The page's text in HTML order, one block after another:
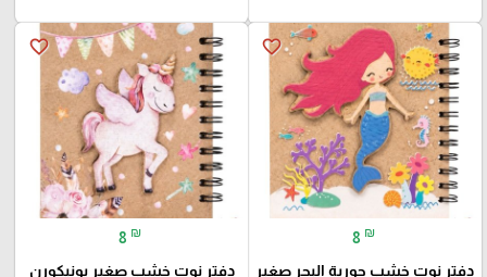
favorite_border
8 ₪
دفتر نوت خشب حورية البحر صغير
favorite_border
8 ₪
دفتر نوت خشب صغير يونيكورن